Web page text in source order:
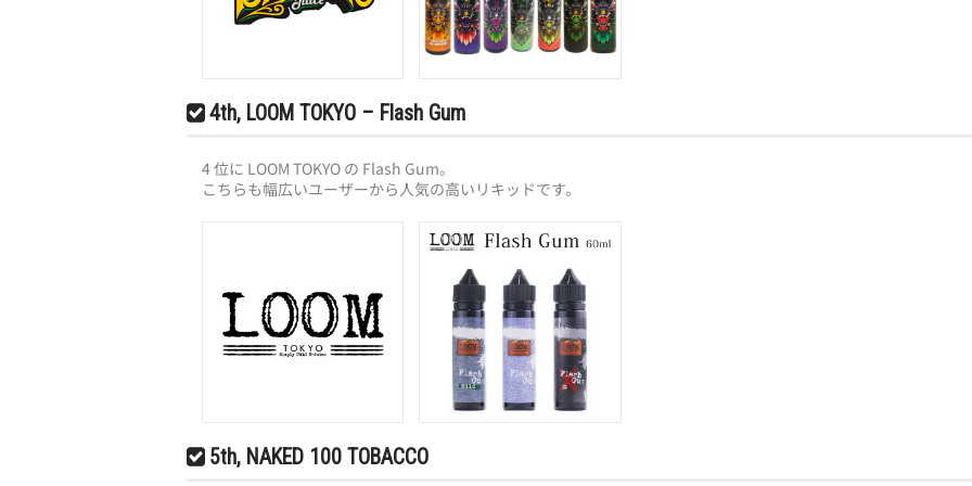
4th, LOOM TOKYO – Flash Gum
4 位に LOOM TOKYO の Flash Gum。
こちらも幅広いユーザーから人気の高いリキッドです。
5th, NAKED 100 TOBACCO